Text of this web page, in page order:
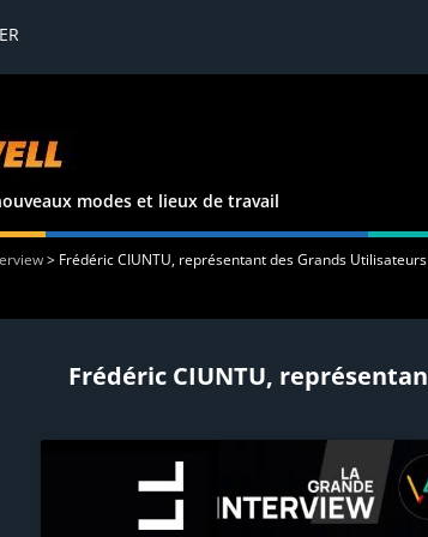
modes et lieux de travail
> Frédéric CIUNTU, représentant des Grands
Frédéric CIUNTU,